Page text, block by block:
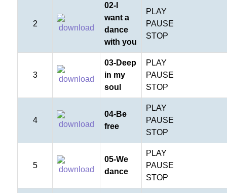
2
02-I
want a
dance
with you
PLAY
PAUSE
STOP
3
03-Deep
in my
soul
PLAY
PAUSE
STOP
4
04-Be
free
PLAY
PAUSE
STOP
5
05-We
dance
PLAY
PAUSE
STOP